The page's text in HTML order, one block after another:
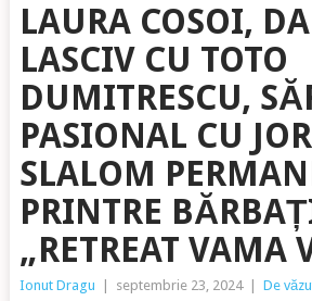
LAURA COSOI,
LASCIV CU TOTO
DUMITRESCU,
PASIONAL CU
SLALOM
PRINTRE
„RETREAT VAMA
Ionut Dragu septembrie 23, 2024 De